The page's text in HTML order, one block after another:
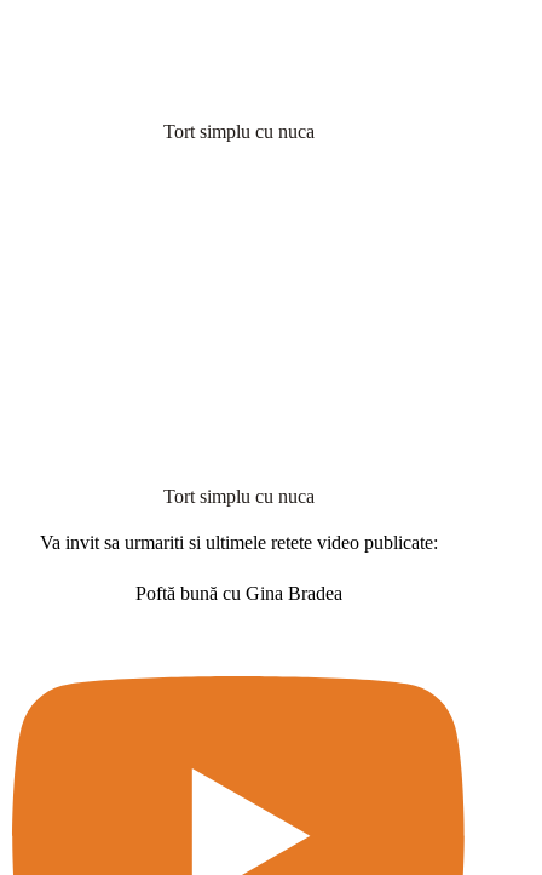
Tort simplu cu nuca
Tort simplu cu nuca
Va invit sa urmariti si ultimele retete video publicate:
Poftă bună cu Gina Bradea